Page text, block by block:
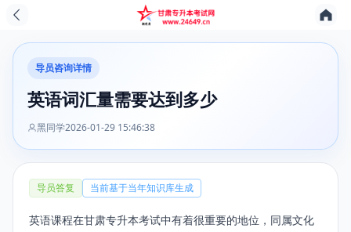
导员咨询详情
英语词汇量需要达到多少
黑同学2026-01-29 15:46:38
导员答复 当前基于当年知识库生成
英语课程在甘肃专升本考试中有着很重要的地位，同属文化